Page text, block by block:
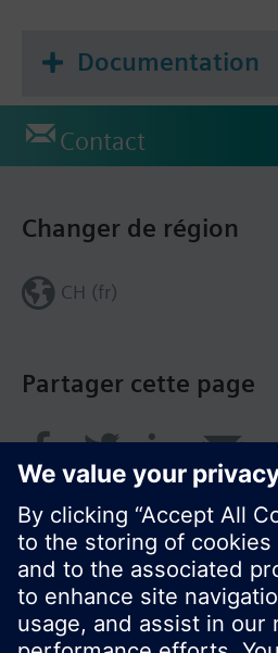
Documentation
Contact
Partager cette page
Changer de région
CH (fr)